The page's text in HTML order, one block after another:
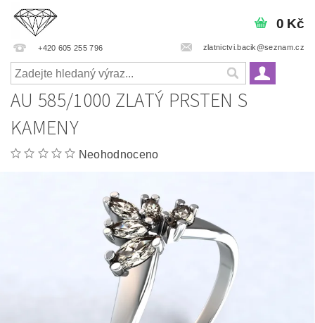
+420 605 255 796 zlatnictvi.bacik@seznam.cz
0 Kč
AU 585/1000 ZLATÝ PRSTEN S
KAMENY
Neohodnoceno